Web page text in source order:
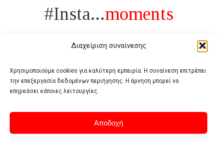
Διαχείριση συναίνεσης
Χρησιμοποιούμε cookies για καλύτερη εμπειρία. Η συναίνεση επιτρέπει
την επεξεργασία δεδομένων περιήγησης. Η άρνηση μπορεί να
επηρεάσει κάποιες λειτουργίες.
Αποδοχή
#Insta...moments
Πολυτέλεια δεν είναι το αντίθετο της ανέχειας, είναι το αντίθετο της